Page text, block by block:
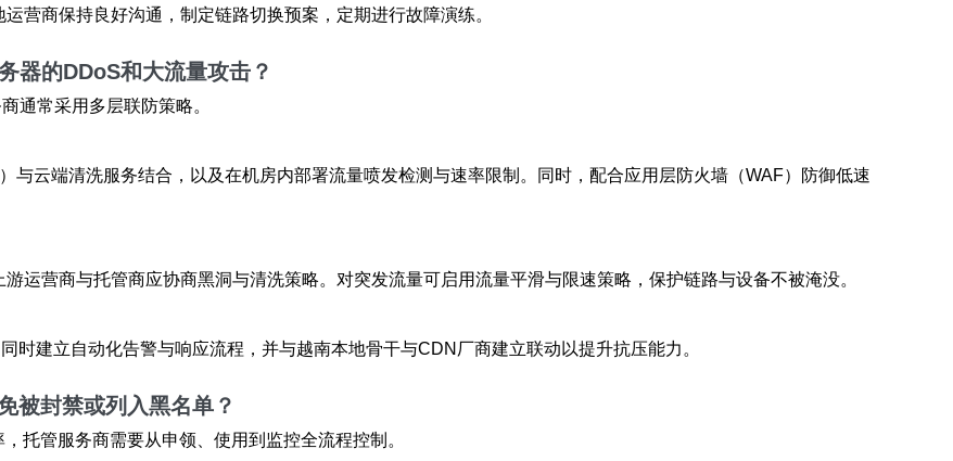
营商保持良好沟通，制定链路切换预案，定期进行故障演练。
器的DDoS和大流量攻击？
通常采用多层联防策略。
与云端清洗服务结合，以及在机房内部署流量喷发检测与速率限制。同时，配合应用层防火墙（WAF）防御低速
运营商与托管商应协商黑洞与清洗策略。对突发流量可启用流量平滑与限速策略，保护链路与设备不被淹没。
时建立自动化告警与响应流程，并与越南本地骨干与CDN厂商建立联动以提升抗压能力。
被封禁或列入黑名单？
托管服务商需要从申领、使用到监控全流程控制。